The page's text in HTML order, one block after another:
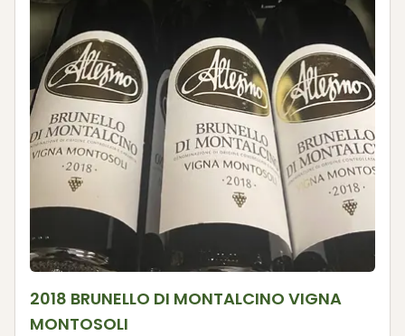
2018 BRUNELLO DI MONTALCINO VIGNA
MONTOSOLI